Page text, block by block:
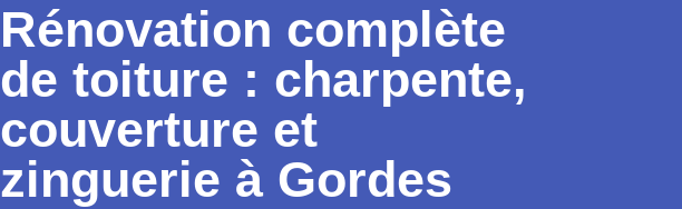
Rénovation complète
de toiture : charpente,
couverture et
zinguerie à Gordes